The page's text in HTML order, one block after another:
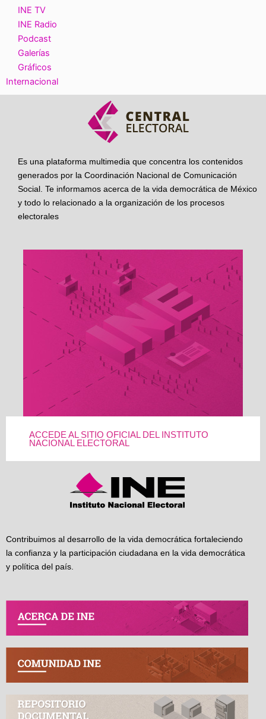
INE TV
INE Radio
Podcast
Galerías
Gráficos
Internacional
Es una plataforma multimedia que concentra los contenidos
generados por la Coordinación Nacional de Comunicación
Social. Te informamos acerca de la vida democrática de México
y todo lo relacionado a la organización de los procesos
electorales
ACCEDE AL SITIO OFICIAL DEL INSTITUTO
NACIONAL ELECTORAL
Contribuimos al desarrollo de la vida democrática fortaleciendo
la confianza y la participación ciudadana en la vida democrática
y política del país.